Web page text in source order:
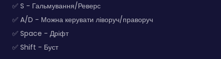
✅ S - Гальмування/Реверс
✅ A/D - Можна керувати ліворуч/праворуч
✅ Space - Дріфт
✅ Shift - Буст